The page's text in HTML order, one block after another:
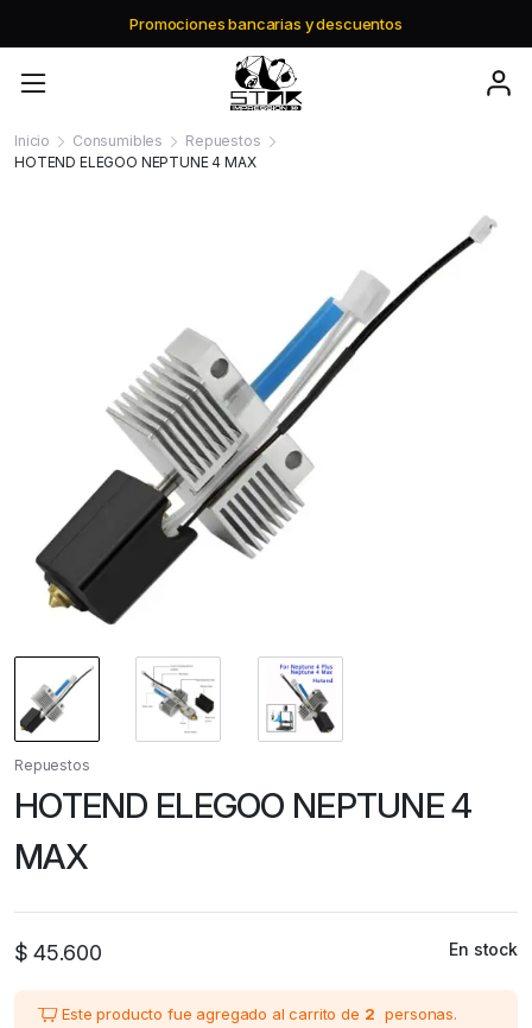
Envio gratis a partir de
Inicio Consumibles
Repuestos
HOTEND ELEGOO NEPTUNE 4 MAX
Repuestos
HOTEND ELEGOO NEPTUNE 4
MAX
$ 45.600 En stock
Este producto fue agregado al carrito de 2 personas.